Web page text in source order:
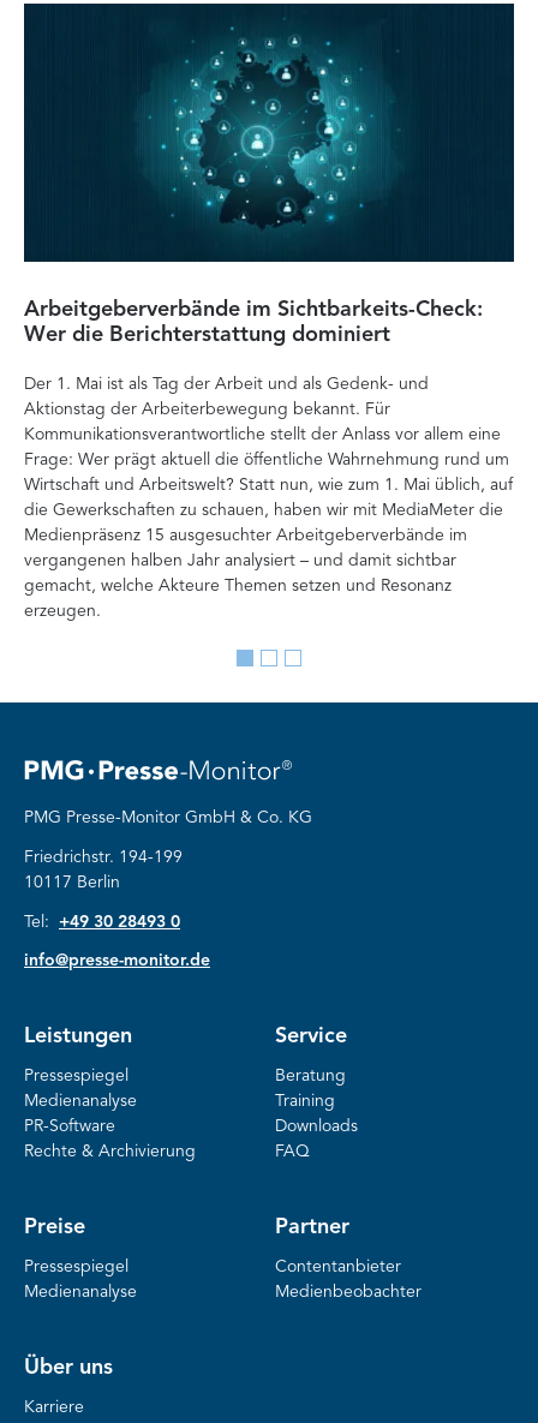
Arbeitgeberverbände im Sichtbarkeits-Check:
Wer die Berichterstattung dominiert
Der 1. Mai ist als Tag der Arbeit und als Gedenk- und
Aktionstag der Arbeiterbewegung bekannt. Für
Kommunikationsverantwortliche stellt der Anlass vor allem eine
Frage: Wer prägt aktuell die öffentliche Wahrnehmung rund um
Wirtschaft und Arbeitswelt? Statt nun, wie zum 1. Mai üblich, auf
die Gewerkschaften zu schauen, haben wir mit MediaMeter die
Medienpräsenz 15 ausgesuchter Arbeitgeberverbände im
vergangenen halben Jahr analysiert – und damit sichtbar
gemacht, welche Akteure Themen setzen und Resonanz
erzeugen.
Go
slide
Go
slide
Go
slide
PMG Presse-Monitor GmbH & Co. KG
Friedrichstr. 194-199
10117 Berlin
Tel: +49 30 28493 0
info@presse-monitor.de
Leistungen
Pressespiegel
Medienanalyse
PR-Software
Rechte & Archivierung
Service
Beratung
Training
Downloads
FAQ
Preise
Pressespiegel
Medienanalyse
Partner
Contentanbieter
Medienbeobachter
Über uns
Karriere